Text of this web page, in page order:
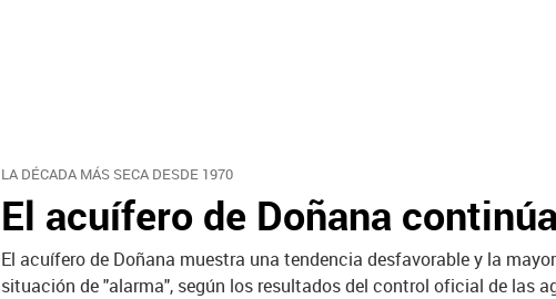
LA DÉCADA MÁS SECA DESDE 1970
El acuífero de Doñana
El acuífero de Doñana muestra una tendencia desfavorable y la
situación de "alarma", según los resultados del control oficial de las